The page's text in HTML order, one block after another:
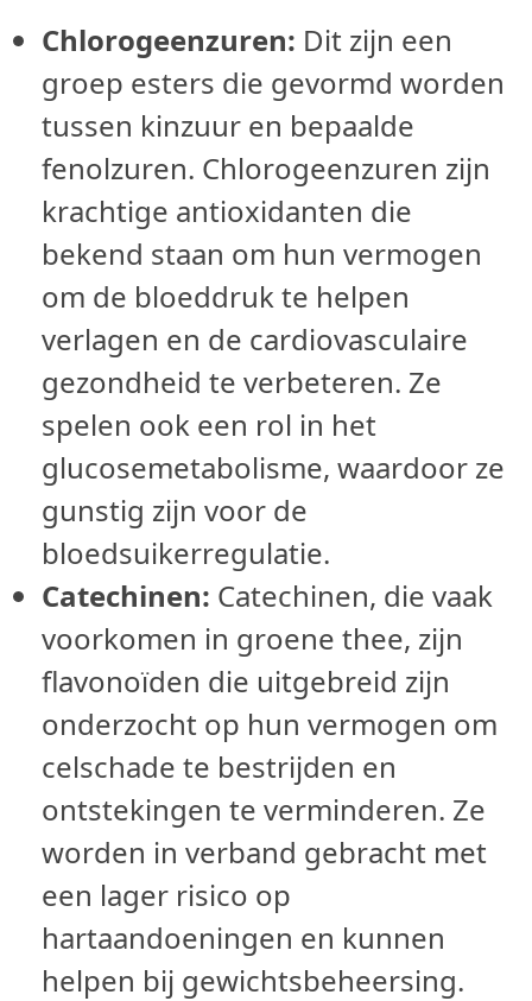
Chlorogeenzuren: Dit zijn een
groep esters die gevormd worden
tussen kinzuur en bepaalde
fenolzuren. Chlorogeenzuren zijn
krachtige antioxidanten die
bekend staan om hun vermogen
om de bloeddruk te helpen
verlagen en de cardiovasculaire
gezondheid te verbeteren. Ze
spelen ook een rol in het
glucosemetabolisme, waardoor ze
gunstig zijn voor de
bloedsuikerregulatie.
Catechinen: Catechinen, die vaak
voorkomen in groene thee, zijn
flavonoïden die uitgebreid zijn
onderzocht op hun vermogen om
celschade te bestrijden en
ontstekingen te verminderen. Ze
worden in verband gebracht met
een lager risico op
hartaandoeningen en kunnen
helpen bij gewichtsbeheersing.